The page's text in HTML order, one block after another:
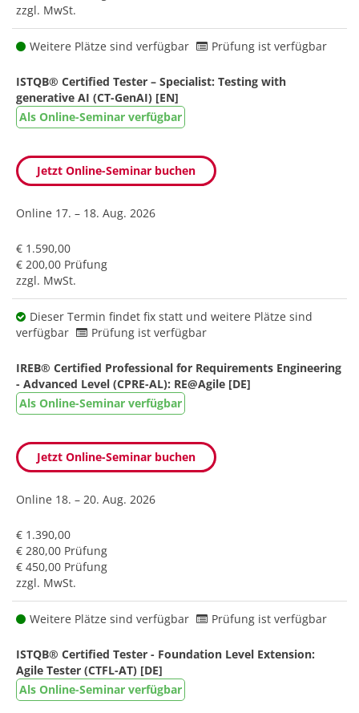
zzgl. MwSt.
Weitere Plätze sind verfügbar Prüfung ist verfügbar
ISTQB® Certified Tester – Specialist: Testing with
generative AI (CT-GenAI) [EN]
Als Online-Seminar verfügbar
Jetzt Online-Seminar buchen
Online 17. – 18. Aug. 2026
€ 1.590,00
€ 200,00 Prüfung
zzgl. MwSt.
Dieser Termin findet fix statt und weitere Plätze sind
verfügbar
Prüfung ist verfügbar
IREB® Certified Professional for Requirements Engineering
- Advanced Level (CPRE-AL): RE@Agile [DE]
Als Online-Seminar verfügbar
Jetzt Online-Seminar buchen
Online 18. – 20. Aug. 2026
€ 1.390,00
€ 280,00 Prüfung
€ 450,00 Prüfung
zzgl. MwSt.
Weitere Plätze sind verfügbar Prüfung ist verfügbar
ISTQB® Certified Tester - Foundation Level Extension:
Agile Tester (CTFL-AT) [DE]
Als Online-Seminar verfügbar